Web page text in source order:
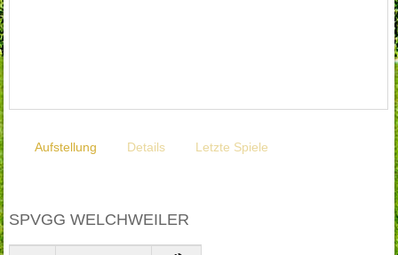
Aufstellung Details Letzte Spiele
SPVGG WELCHWEILER